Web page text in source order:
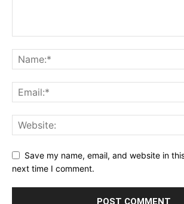
Save my name, email, and website in
next time I comment.